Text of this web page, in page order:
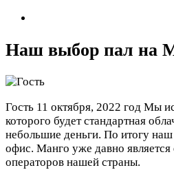
Наш выбор пал на
Гость 11 октября, 2022 год Мы
которого будет стандартная
небольшие деньги. По итогу
офис. Манго уже давно
операторов нашей страны.